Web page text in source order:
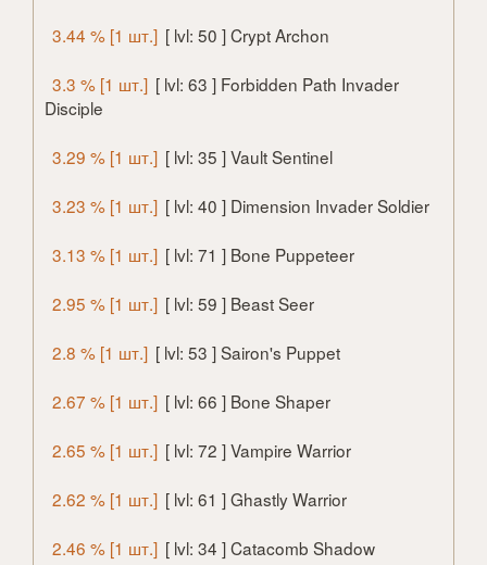
3.44 % [1 шт.] [ lvl: 50 ] Crypt Archon
3.3 % [1 шт.] [ lvl: 63 ] Forbidden Path Invader
Disciple
3.29 % [1 шт.] [ lvl: 35 ] Vault Sentinel
3.23 % [1 шт.] [ lvl: 40 ] Dimension Invader Soldier
3.13 % [1 шт.] [ lvl: 71 ] Bone Puppeteer
2.95 % [1 шт.] [ lvl: 59 ] Beast Seer
2.8 % [1 шт.] [ lvl: 53 ] Sairon's Puppet
2.67 % [1 шт.] [ lvl: 66 ] Bone Shaper
2.65 % [1 шт.] [ lvl: 72 ] Vampire Warrior
2.62 % [1 шт.] [ lvl: 61 ] Ghastly Warrior
2.46 % [1 шт.] [ lvl: 34 ] Catacomb Shadow